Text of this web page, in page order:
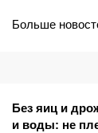
Больше
Без яиц и
и воды: не